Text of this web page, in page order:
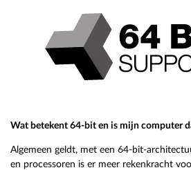
Wat betekent 64-bit en is mijn computer
Algemeen geldt, met een 64-bit-
en processoren is er meer rekenkracht